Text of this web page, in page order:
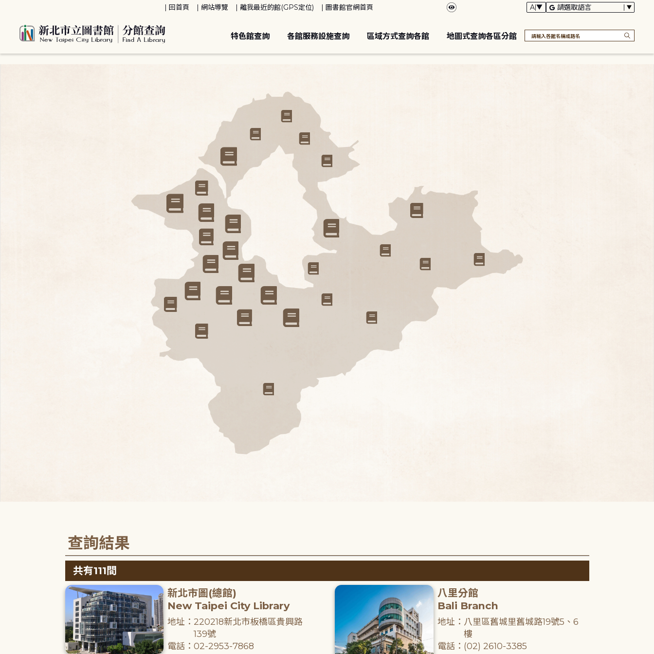
回首頁 網站導覽 離我最近的館(GPS定位) 圖書館官網首頁
特色館查詢 各館服務設施查詢 區域方式查詢各館 地圖式查詢各區分館
查詢結果
共有111間
新北市圖(總館)
New Taipei City Library
地址：220218新北市板橋區貴興路
139號
電話：02-2953-7868
八里分館
Bali Branch
地址：八里區舊城里舊城路19號5、6
樓
電話：(02) 2610-3385